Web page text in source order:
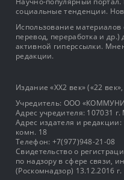
социальные тенденции.
Использование материалов
перевод, переработка и
активной гиперссылки.
редакции.
Издание «XX2 век» («22
Учредитель: OOO
Адрес учредителя: 107031
Адрес издателя и редакции:
комн. 18
Телефон: +7(977)948-21-08
Свидетельство о
по надзору в сфере связи,
(Роскомнадзор) 13.12.2016 г.